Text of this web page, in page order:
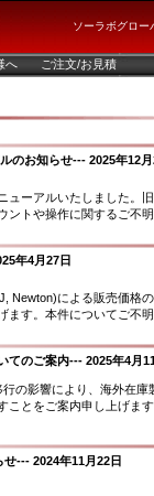
ソーラボグロー
へ ご注文/お見積
のお知らせ--- 2025年12
ューアルいたしました。
ントや操作に関するご不
年4月27日
Newton)による販売価格
ます。本件についてご不
てのご案内--- 2025年4月
の影響により、海外在
ことをご案内申し上げま
せ--- 2024年11月22日